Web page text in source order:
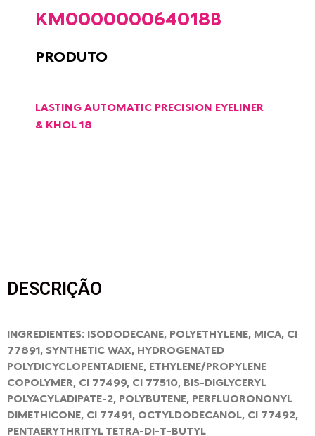
KM000000064018B
PRODUTO
LASTING AUTOMATIC PRECISION EYELINER
& KHOL 18
DESCRIÇÃO
INGREDIENTES: ISODODECANE, POLYETHYLENE, MICA, CI
77891, SYNTHETIC WAX, HYDROGENATED
POLYDICYCLOPENTADIENE, ETHYLENE/PROPYLENE
COPOLYMER, CI 77499, CI 77510, BIS-DIGLYCERYL
POLYACYLADIPATE-2, POLYBUTENE, PERFLUORONONYL
DIMETHICONE, CI 77491, OCTYLDODECANOL, CI 77492,
PENTAERYTHRITYL TETRA-DI-T-BUTYL